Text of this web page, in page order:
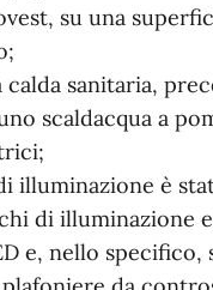
su una
sanitaria,
scaldacqua a
illuminazione è
di illuminazione
e, nello